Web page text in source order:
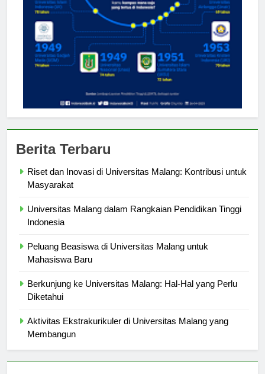
Berita Terbaru
Riset dan Inovasi di Universitas Malang: Kontribusi untuk
Universitas Malang dalam Rangkaian Pendidikan Tinggi
Peluang Beasiswa di Universitas Malang untuk
Berkunjung ke Universitas Malang: Hal-Hal yang Perlu
Aktivitas Ekstrakurikuler di Universitas Malang yang